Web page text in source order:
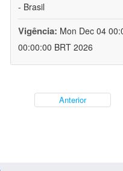
- Brasil
Vigência: Mon Dec 04
00:00:00 BRT 2026
Anterior